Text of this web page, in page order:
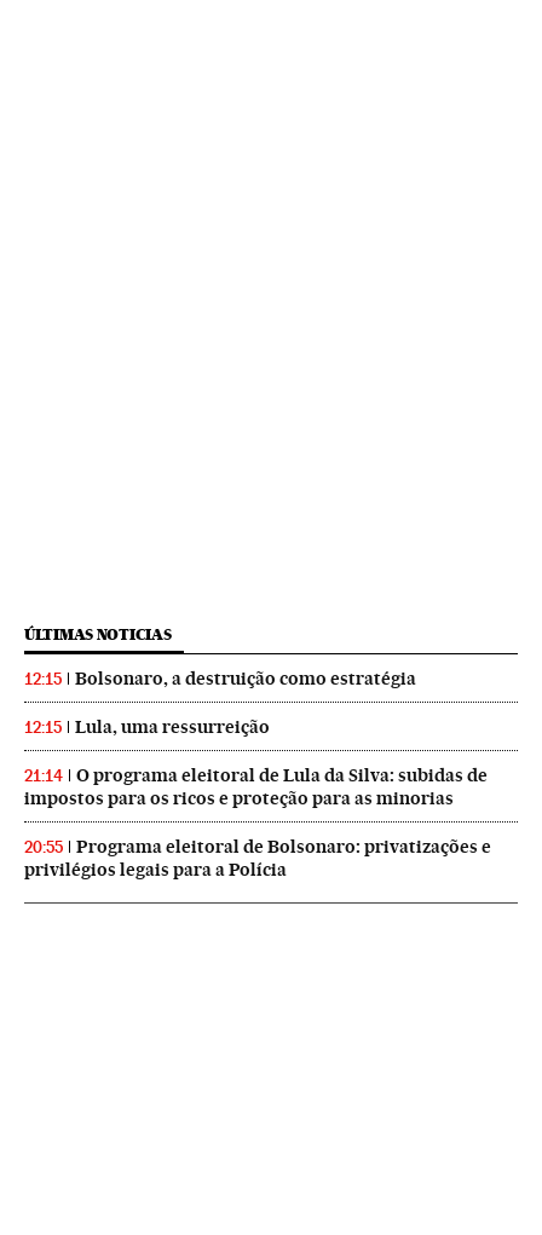
ÚLTIMAS NOTICIAS
12:15 Bolsonaro, a destruição como estratégia
12:15 Lula, uma ressurreição
21:14
O programa eleitoral de Lula da Silva: subidas de
impostos para os ricos e proteção para as minorias
20:55
Programa eleitoral de Bolsonaro: privatizações e
privilégios legais para a Polícia